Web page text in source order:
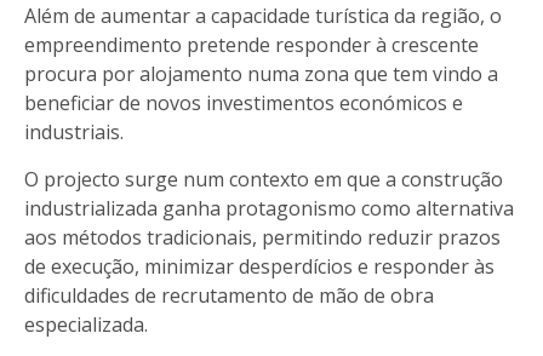
Além de aumentar a capacidade turística da região, o
empreendimento pretende responder à crescente
procura por alojamento numa zona que tem vindo a
beneficiar de novos investimentos económicos e
industriais.
O projecto surge num contexto em que a construção
industrializada ganha protagonismo como alternativa
aos métodos tradicionais, permitindo reduzir prazos
de execução, minimizar desperdícios e responder às
dificuldades de recrutamento de mão de obra
especializada.